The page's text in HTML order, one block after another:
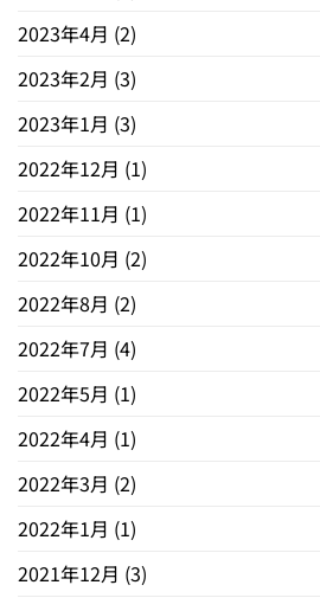
2023年4月 (2)
2023年2月 (3)
2023年1月 (3)
2022年12月 (1)
2022年11月 (1)
2022年10月 (2)
2022年8月 (2)
2022年7月 (4)
2022年5月 (1)
2022年4月 (1)
2022年3月 (2)
2022年1月 (1)
2021年12月 (3)